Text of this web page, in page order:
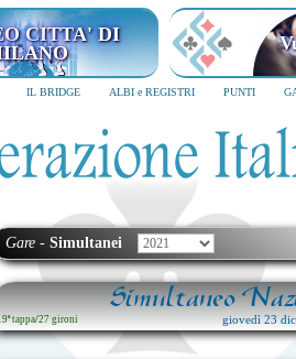
CITTA' DI
IL BRIDGE ALBI e REGISTRI PUNTI
Gare - Simultanei
Simultaneo
tappa/27 gironi giovedì 23